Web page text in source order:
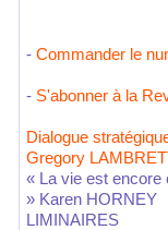
Commander le
- S'abonner à la
Dialogue
Gregory
« La vie est encore
» Karen HORNEY
LIMINAIRES